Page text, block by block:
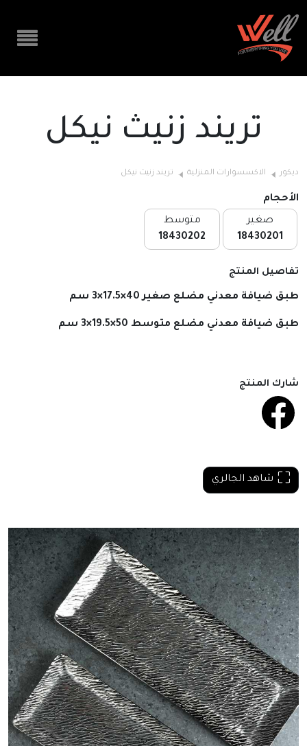
تريند زنيث نيكل
ديكور الاكسسوارات المنزلية تريند زنيث نيكل
الأحجام
صغير
18430201
متوسط
18430202
تفاصيل المنتج
طبق ضيافة معدني مضلع صغير 40×17.5×3 سم
طبق ضيافة معدني مضلع متوسط 50×19.5×3 سم
شارك المنتج
شاهد الجالري